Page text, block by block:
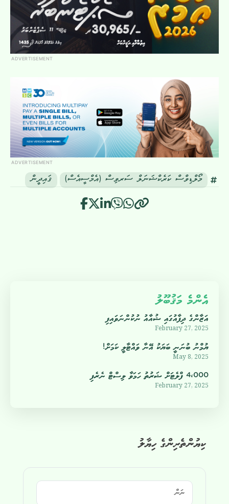
ADVERTISEMENT
ADVERTISEMENT
މޯލްޑިވްސް ކަރެކްޝަނަލް ސަރވިސް (އެމްސީއެސް) ޤައިދީން
ކިޔުންތެރިންގެ ހިޔާލު
އެންމެ މަޤުބޫލު
އަޒާންގެ ދިފާއުގައި ޝުއާއު ނުކުންނަވައިފި
February 27, 2025
ޔުމްނު ބުނަނީ ބަޔަކު އޭނާ ވައްޓާލީ ކަމަށް!
May 8, 2025
4،000 ފްލެޓަށް ޝަރުތު ހަމަވާ ލިސްޓް ނެރެފި
February 27, 2025